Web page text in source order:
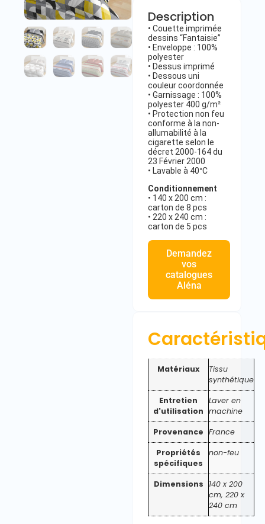
Description
• Couette imprimée
dessins “Fantaisie”
• Enveloppe : 100%
polyester
• Dessus imprimé
• Dessous uni
couleur coordonnée
• Garnissage : 100%
polyester 400 g/m²
• Protection non feu
conforme à la non-
allumabilité à la
cigarette selon le
décret 2000-164 du
23 Février 2000
• Lavable à 40°C
Conditionnement
• 140 x 200 cm :
carton de 8 pcs
• 220 x 240 cm :
carton de 5 pcs
Demandez
vos
catalogues
Aléna
Matériaux
Tissu
synthétique
Entretien
d'utilisation
Laver en
machine
Provenance France
Propriétés
spécifiques
non-feu
Dimensions
140 x 200
cm, 220 x
240 cm